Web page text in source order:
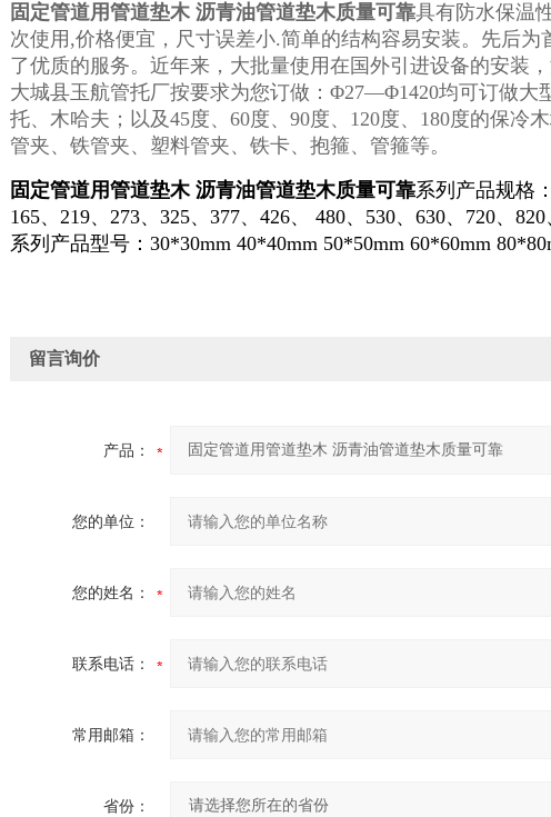
固定管道用管道垫木 沥青油管道垫木质量可靠具有防水保温
次使用 ,价格便宜，尺寸误差小.简单的结构容易安装。先后为
了优质的服务。 近年来，大批量使用在国外引进设备的安装，
大城县玉航管托厂按要求为您订做：Φ27—Φ1420均可订做大
托、木哈夫；以及45度、60度、90度、120度、180度的保冷
管夹、铁管夹、塑料管夹、铁卡、抱箍、管箍等。
固定管道用管道垫木 沥青油管道垫木质量可靠系列产品规格
165、219、273、325、377、426、 480、530、630、720、820
系列产品型号：30*30mm 40*40mm 50*50mm 60*60mm
留言询价
产品：
您的单位：
您的姓名：
联系电话：
常用邮箱：
省份：